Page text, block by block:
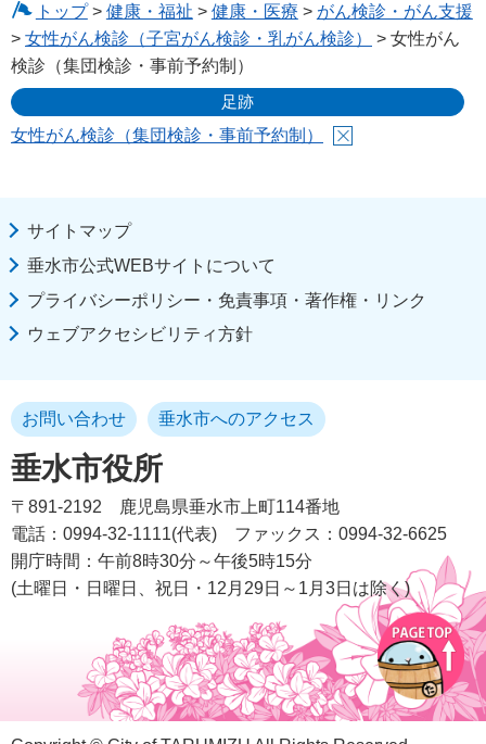
トップ> 健康・福祉 > 健康・医療 > がん検診・がん支援
> 女性がん検診（子宮がん検診・乳がん検診）
> 女性がん
検診（集団検診・事前予約制）
足跡
女性がん検診（集団検診・事前予約制）
サイトマップ
垂水市公式WEBサイトについて
プライバシーポリシー・免責事項・著作権・リンク
ウェブアクセシビリティ方針
垂水市役所
お問い合わせ 垂水市へのアクセス
〒891-2192
鹿児島県垂水市上町114番地
電話：0994-32-1111(代表)
ファックス：0994-32-6625
開庁時間：午前8時30分～午後5時15分
(土曜日・日曜日、祝日・12月29日～1月3日は除く)